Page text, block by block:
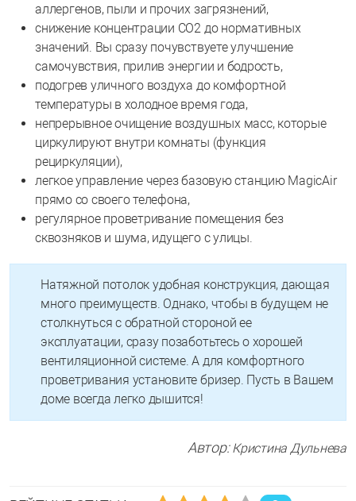
аллергенов, пыли и прочих загрязнений,
снижение концентрации СО2 до нормативных
значений. Вы сразу почувствуете улучшение
самочувствия, прилив энергии и бодрость,
подогрев уличного воздуха до комфортной
температуры в холодное время года,
непрерывное очищение воздушных масс, которые
циркулируют внутри комнаты (функция
рециркуляции),
легкое управление через базовую станцию MagicAir
прямо со своего телефона,
регулярное проветривание помещения без
сквозняков и шума, идущего с улицы.
Натяжной потолок удобная конструкция, дающая
много преимуществ. Однако, чтобы в будущем не
столкнуться с обратной стороной ее
эксплуатации, сразу позаботьтесь о хорошей
вентиляционной системе. А для комфортного
проветривания установите бризер. Пусть в Вашем
доме всегда легко дышится!
Автор:Кристина Дульнева